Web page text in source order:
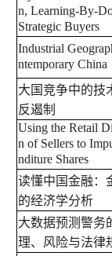
n, Learning-By-
Strategic Buyers
Industrial
ntemporary China
大国竞争中的技
反遏制
Using the Retail
n of Sellers to
nditure Shares
读懂中国金融：
的经济学分析
大数据预测警务
理、风险与法律